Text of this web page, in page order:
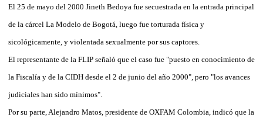
El 25 de mayo del 2000 Jineth Bedoya fue secuestrada en la entrada principal
de la cárcel La Modelo de Bogotá, luego fue torturada física y
sicológicamente, y violentada sexualmente por sus captores.
El representante de la FLIP señaló que el caso fue "puesto en conocimiento de
la Fiscalía y de la CIDH desde el 2 de junio del año 2000", pero "los avances
judiciales han sido mínimos".
Por su parte, Alejandro Matos, presidente de OXFAM Colombia, indicó que la